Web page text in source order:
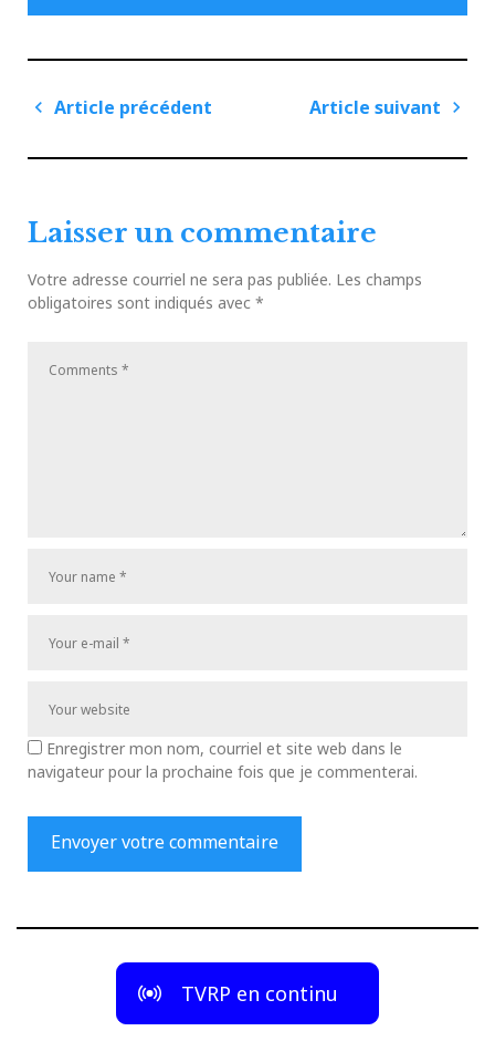
Navigation
l'article
Article précédent
Article suivant
Laisser un commentaire
Votre adresse courriel ne sera pas publiée. Les champs
obligatoires sont indiqués avec *
Enregistrer mon nom, courriel et site web dans le
navigateur pour la prochaine fois que je commenterai.
TVRP en continu